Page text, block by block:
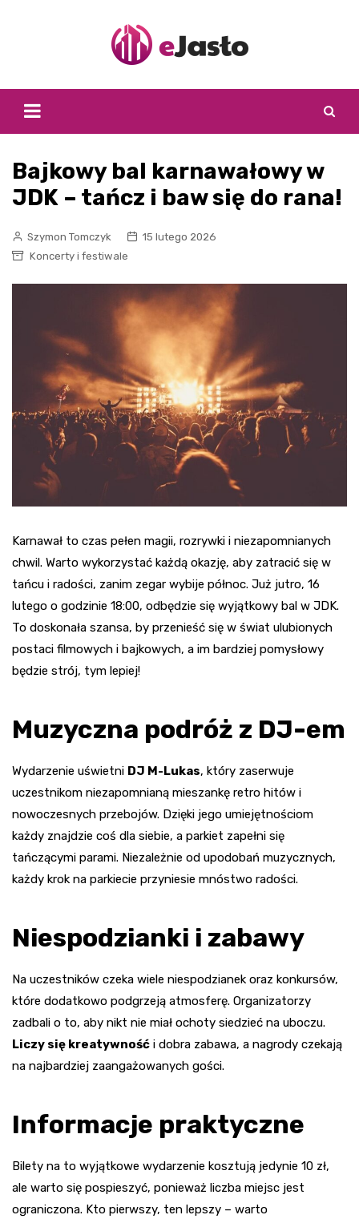
Bajkowy bal karnawałowy w
JDK – tańcz i baw się do rana!
Szymon Tomczyk
15 lutego 2026
Koncerty i festiwale
Karnawał to czas pełen magii, rozrywki i niezapomnianych
chwil. Warto wykorzystać każdą okazję, aby zatracić się w
tańcu i radości, zanim zegar wybije północ. Już jutro, 16
lutego o godzinie 18:00, odbędzie się wyjątkowy bal w JDK.
To doskonała szansa, by przenieść się w świat ulubionych
postaci filmowych i bajkowych, a im bardziej pomysłowy
będzie strój, tym lepiej!
Muzyczna podróż z DJ-em
Wydarzenie uświetni DJ M-Lukas, który zaserwuje
uczestnikom niezapomnianą mieszankę retro hitów i
nowoczesnych przebojów. Dzięki jego umiejętnościom
każdy znajdzie coś dla siebie, a parkiet zapełni się
tańczącymi parami. Niezależnie od upodobań muzycznych,
każdy krok na parkiecie przyniesie mnóstwo radości.
Niespodzianki i zabawy
Na uczestników czeka wiele niespodzianek oraz konkursów,
które dodatkowo podgrzeją atmosferę. Organizatorzy
zadbali o to, aby nikt nie miał ochoty siedzieć na uboczu.
Liczy się kreatywność i dobra zabawa, a nagrody czekają
na najbardziej zaangażowanych gości.
Informacje praktyczne
Bilety na to wyjątkowe wydarzenie kosztują jedynie 10 zł,
ale warto się pospieszyć, ponieważ liczba miejsc jest
ograniczona. Kto pierwszy, ten lepszy – warto